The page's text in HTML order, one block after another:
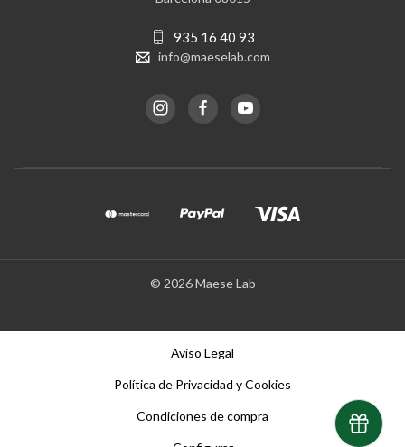
935 16 40 93
info@maeselab.com
© 2026 Maese Lab
Aviso Legal
Política de Privacidad y Cookies
Condiciones de compra